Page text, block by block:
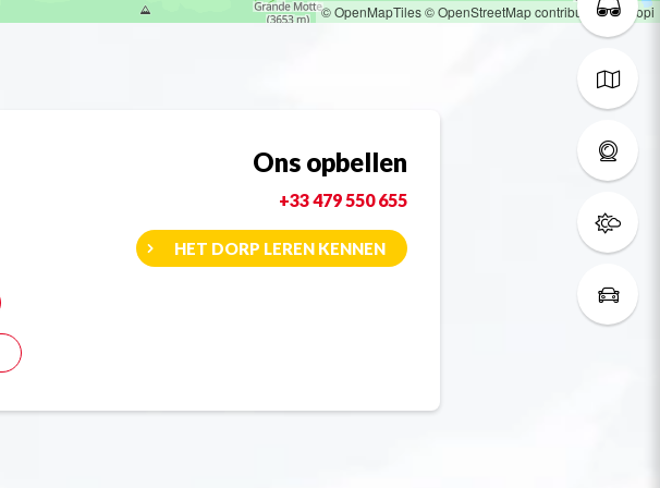
© OpenMapTiles© OpenStreetMap contributors© Loopi
Ons opbellen
+33 479 550 655
HET DORP LEREN KENNEN